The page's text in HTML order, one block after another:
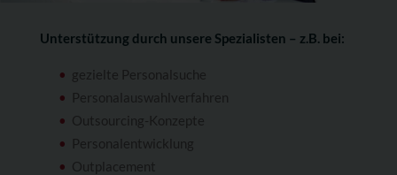
Unterstützung durch unsere Spezialisten – z.B. bei:
gezielte Personalsuche
Personalauswahlverfahren
Outsourcing-Konzepte
Personalentwicklung
Outplacement